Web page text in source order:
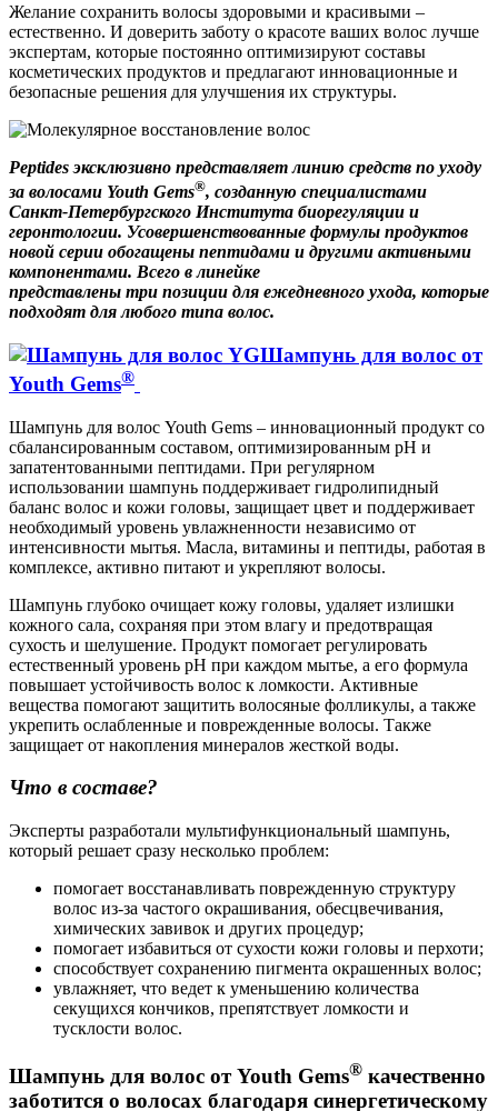
Желание сохранить волосы здоровыми и красивыми –
естественно. И доверить заботу о красоте ваших волос лучше
экспертам, которые постоянно оптимизируют составы
косметических продуктов и предлагают инновационные и
безопасные решения для улучшения их структуры.
Peptidesэксклюзивно представляет линию средств по уходу
за волосами Youth Gems®, созданную специалистами
Санкт-Петербургского Института биорегуляции и
геронтологии. Усовершенствованные формулы продуктов
новой серии обогащены пептидами и другими активными
компонентами. Всего в линейке
представлены три позиции для ежедневного ухода, которые
подходят для любого типа волос.
Шампунь для волос от
Youth Gems®
Шампунь для волос Youth Gems – инновационный продукт со
сбалансированным составом, оптимизированным pH и
запатентованными пептидами. При регулярном
использовании шампунь поддерживает гидролипидный
баланс волос и кожи головы, защищает цвет и поддерживает
необходимый уровень увлажненности независимо от
интенсивности мытья. Масла, витамины и пептиды, работая в
комплексе, активно питают и укрепляют волосы.
Шампунь глубоко очищает кожу головы, удаляет излишки
кожного сала, сохраняя при этом влагу и предотвращая
сухость и шелушение. Продукт помогает регулировать
естественный уровень pH при каждом мытье, а его формула
повышает устойчивость волос к ломкости. Активные
вещества помогают защитить волосяные фолликулы, а также
укрепить ослабленные и поврежденные волосы. Также
защищает от накопления минералов жесткой воды.
Что в составе?
Эксперты разработали мультифункциональный шампунь,
который решает сразу несколько проблем:
помогает восстанавливать поврежденную структуру
волос из-за частого окрашивания, обесцвечивания,
химических завивок и других процедур;
помогает избавиться от сухости кожи головы и перхоти;
способствует сохранению пигмента окрашенных волос;
увлажняет, что ведет к уменьшению количества
секущихся кончиков, препятствует ломкости и
тусклости волос.
Шампунь для волос от Youth Gems® качественно
заботится о волосах благодаря синергетическому